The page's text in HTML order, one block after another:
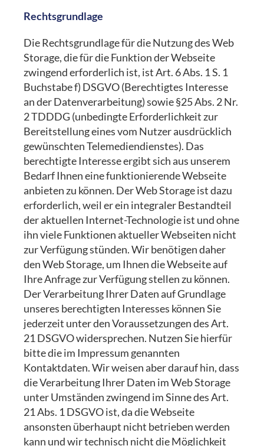
Rechtsgrundlage
Die Rechtsgrundlage für die Nutzung des Web
Storage, die für die Funktion der Webseite
zwingend erforderlich ist, ist Art. 6 Abs. 1 S. 1
Buchstabe f) DSGVO (Berechtigtes Interesse
an der Datenverarbeitung) sowie §25 Abs. 2 Nr.
2 TDDDG (unbedingte Erforderlichkeit zur
Bereitstellung eines vom Nutzer ausdrücklich
gewünschten Telemediendienstes). Das
berechtigte Interesse ergibt sich aus unserem
Bedarf Ihnen eine funktionierende Webseite
anbieten zu können. Der Web Storage ist dazu
erforderlich, weil er ein integraler Bestandteil
der aktuellen Internet-Technologie ist und ohne
ihn viele Funktionen aktueller Webseiten nicht
zur Verfügung stünden. Wir benötigen daher
den Web Storage, um Ihnen die Webseite auf
Ihre Anfrage zur Verfügung stellen zu können.
Der Verarbeitung Ihrer Daten auf Grundlage
unseres berechtigten Interesses können Sie
jederzeit unter den Voraussetzungen des Art.
21 DSGVO widersprechen. Nutzen Sie hierfür
bitte die im Impressum genannten
Kontaktdaten. Wir weisen aber darauf hin, dass
die Verarbeitung Ihrer Daten im Web Storage
unter Umständen zwingend im Sinne des Art.
21 Abs. 1 DSGVO ist, da die Webseite
ansonsten überhaupt nicht betrieben werden
kann und wir technisch nicht die Möglichkeit